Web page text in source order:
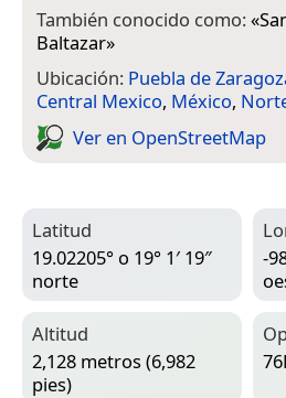
También conocido como:«
Baltazar»
Ubicación: Puebla de
Central Mexico, México,
Ver en Open­Street­Map
Latitud
19.02205° o 19° 1′ 19″
norte
-
Altitud
2,128 metros (6,982
pies)